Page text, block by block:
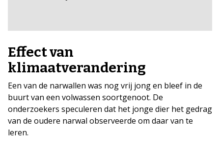
Effect van
klimaatverandering
Een van de narwallen was nog vrij jong en bleef in de
buurt van een volwassen soortgenoot. De
onderzoekers speculeren dat het jonge dier het gedrag
van de oudere narwal observeerde om daar van te
leren.